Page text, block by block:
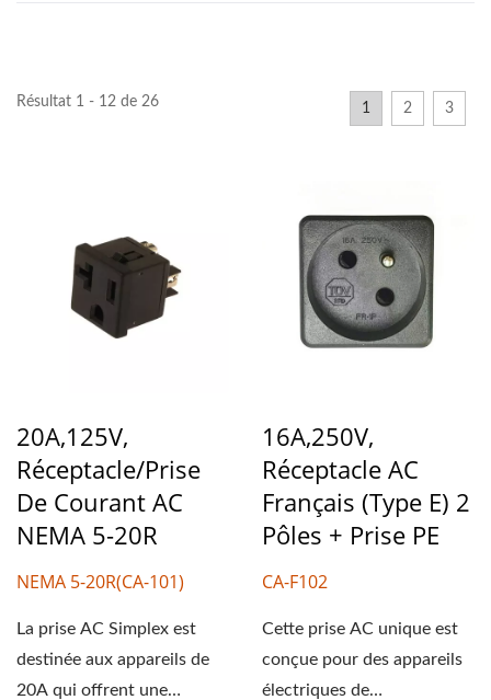
Résultat 1 - 12 de 26 1 2 3
20A,125V,
Réceptacle/prise
De Courant AC
NEMA 5-20R
NEMA 5-20R(CA-101)
La prise AC Simplex est
destinée aux appareils de
20A qui offrent une
16A,250V,
Réceptacle AC
Français (type E) 2
Pôles + Prise PE
CA-F102
Cette prise AC unique est
conçue pour des appareils
électriques de